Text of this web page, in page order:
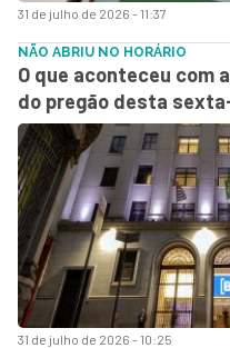
31 de julho de 2026 - 11:37
31 de julho de 2026 - 10:25
NÃO ABRIU NO HORÁRIO
O que aconteceu com
do pregão desta